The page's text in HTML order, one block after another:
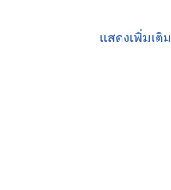
แสดงเพิ่มเติม